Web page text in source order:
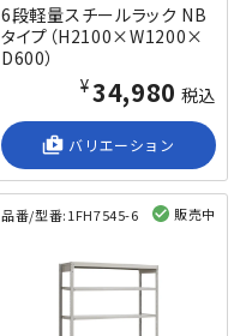
6段軽量スチールラック NB
タイプ（H2100×W1200×
D600）
¥34,980 税込
shop_2 バリエーション
品番/型番:1FH7545-6 販売中